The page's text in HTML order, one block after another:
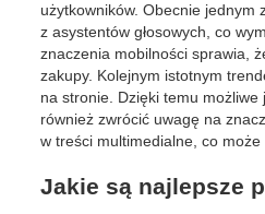
użytkowników. Obecnie jednym
z asystentów głosowych, co
znaczenia mobilności sprawia,
zakupy. Kolejnym istotnym
na stronie. Dzięki temu
również zwrócić uwagę na
w treści multimedialne, co
Jakie są najlepsze